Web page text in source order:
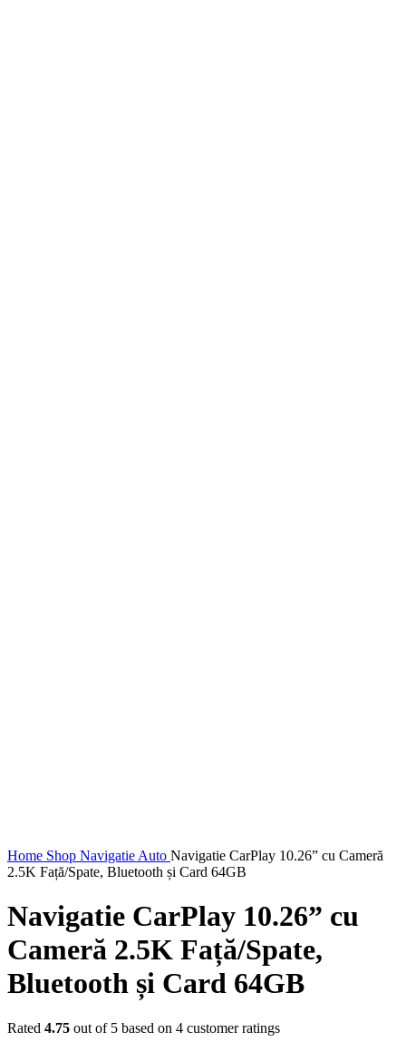
Home Shop Navigatie Auto Navigatie CarPlay 10.26” cu Cameră
2.5K Față/Spate, Bluetooth și Card 64GB
Navigatie CarPlay 10.26” cu
Cameră 2.5K Față/Spate,
Bluetooth și Card 64GB
Rated 4.75 out of 5 based on 4 customer ratings